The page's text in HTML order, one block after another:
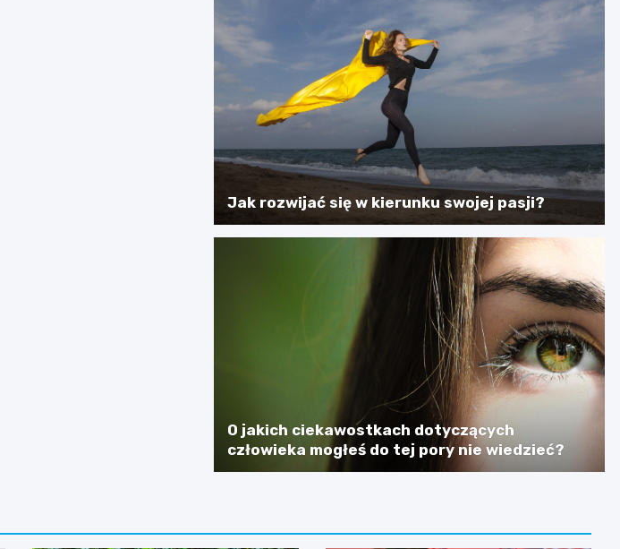
Jak rozwijać się w kierunku swojej pasji?
O jakich ciekawostkach dotyczących
człowieka mogłeś do tej pory nie wiedzieć?